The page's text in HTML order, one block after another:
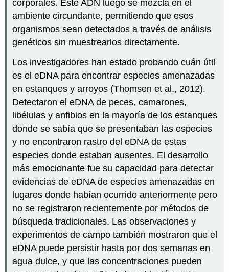
corporales. Este ADN luego se mezcla en el
ambiente circundante, permitiendo que esos
organismos sean detectados a través de análisis
genéticos sin muestrearlos directamente.
Los investigadores han estado probando cuán útil
es el eDNA para encontrar especies amenazadas
en estanques y arroyos (Thomsen et al., 2012).
Detectaron el eDNA de peces, camarones,
libélulas y anfibios en la mayoría de los estanques
donde se sabía que se presentaban las especies
y no encontraron rastro del eDNA de estas
especies donde estaban ausentes. El desarrollo
más emocionante fue su capacidad para detectar
evidencias de eDNA de especies amenazadas en
lugares donde habían ocurrido anteriormente pero
no se registraron recientemente por métodos de
búsqueda tradicionales. Las observaciones y
experimentos de campo también mostraron que el
eDNA puede persistir hasta por dos semanas en
agua dulce, y que las concentraciones pueden